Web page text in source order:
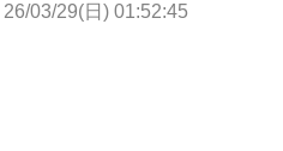
26/03/29(日) 01:52:45